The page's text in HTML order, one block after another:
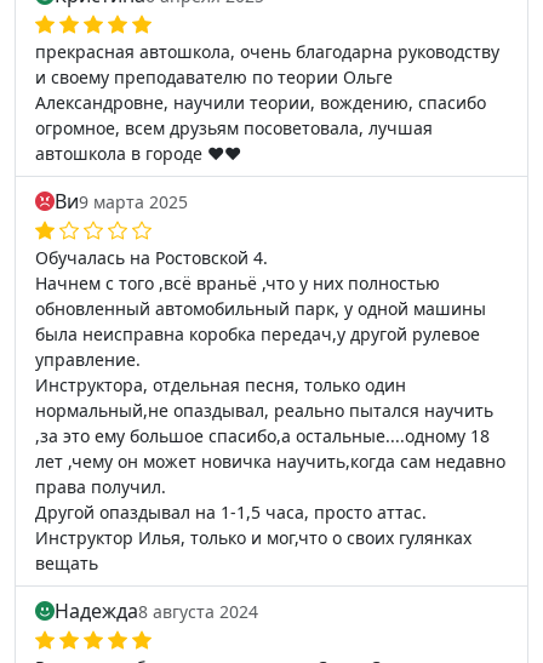
прекрасная автошкола, очень благодарна руководству
и своему преподавателю по теории Ольге
Александровне, научили теории, вождению, спасибо
огромное, всем друзьям посоветовала, лучшая
автошкола в городе ❤️❤️
Ви9 марта 2025
Обучалась на Ростовской 4.
Начнем с того ,всё враньё ,что у них полностью
обновленный автомобильный парк, у одной машины
была неисправна коробка передач,у другой рулевое
управление.
Инструктора, отдельная песня, только один
нормальный,не опаздывал, реально пытался научить
,за это ему большое спасибо,а остальные....одному 18
лет ,чему он может новичка научить,когда сам недавно
права получил.
Другой опаздывал на 1-1,5 часа, просто аттас.
Инструктор Илья, только и мог,что о своих гулянках
вещать
Надежда8 августа 2024